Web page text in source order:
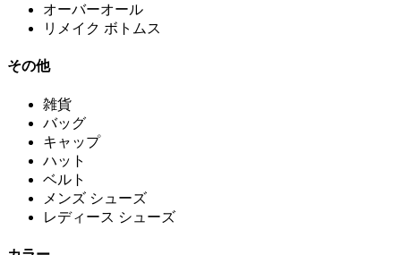
オーバーオール
リメイク ボトムス
その他
雑貨
バッグ
キャップ
ハット
ベルト
メンズ シューズ
レディース シューズ